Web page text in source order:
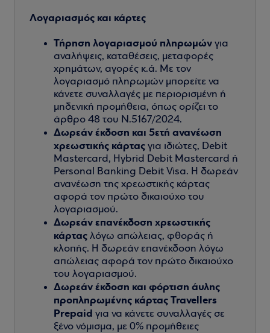
Λογαριασμός και κάρτες
Τήρηση λογαριασμού πληρωμών για
αναλήψεις, καταθέσεις, μεταφορές
χρημάτων, αγορές κ.ά. Με τον
λογαριασμό πληρωμών μπορείτε να
κάνετε συναλλαγές με περιορισμένη ή
μηδενική προμήθεια, όπως ορίζει το
άρθρο 48 του Ν.5167/2024.
Δωρεάν έκδοση και 5ετή ανανέωση
χρεωστικής κάρτας για ιδιώτες, Debit
Mastercard, Hybrid Debit Mastercard ή
Personal Banking Debit Visa. Η δωρεάν
ανανέωση της χρεωστικής κάρτας
αφορά τον πρώτο δικαιούχο του
λογαριασμού.
Δωρεάν επανέκδοση χρεωστικής
κάρτας λόγω απώλειας, φθοράς ή
κλοπής. Η δωρεάν επανέκδοση λόγω
απώλειας αφορά τον πρώτο δικαιούχο
του λογαριασμού.
Δωρεάν έκδοση και φόρτιση άυλης
προπληρωμένης κάρτας Travellers
Prepaid για να κάνετε συναλλαγές σε
ξένο νόμισμα, με 0% προμήθειες